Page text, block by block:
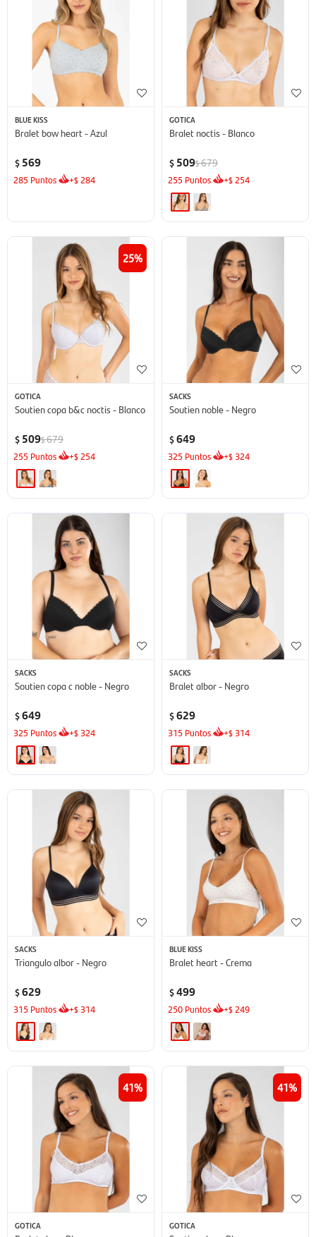
BLUE KISS
Bralet bow heart - Azul
$ 569
285 Puntos +$ 284
GOTICA
Bralet noctis - Blanco
$ 509$679
255 Puntos +$ 254
25
GOTICA
Soutien copa b&c noctis - Blanco
$ 509$679
255 Puntos +$ 254
SACKS
Soutien noble - Negro
$649
325 Puntos +$ 324
SACKS
Soutien copa c noble - Negro
$649
325 Puntos +$ 324
SACKS
Bralet albor - Negro
$629
315 Puntos +$ 314
SACKS
Triangulo albor - Negro
$629
315 Puntos +$ 314
BLUE KISS
Bralet heart - Crema
$499
250 Puntos +$ 249
41
GOTICA
41
GOTICA